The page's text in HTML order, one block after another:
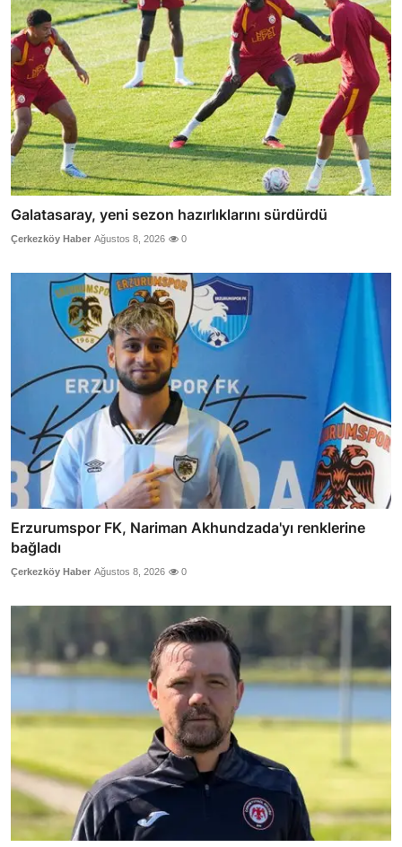
Galatasaray, yeni sezon hazırlıklarını sürdürdü
Çerkezköy Haber Ağustos 8, 2026 0
Erzurumspor FK, Nariman Akhundzada'yı renklerine
bağladı
Çerkezköy Haber Ağustos 8, 2026 0